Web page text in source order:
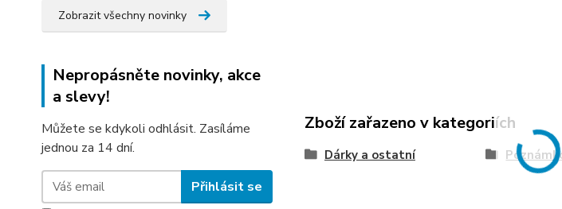
Zobrazit všechny novinky
Nepropásněte novinky, akce
a slevy!
Můžete se kdykoli odhlásit. Zasíláme
jednou za 14 dní.
Přihlásit se
Zboží zařazeno v kategoriích
Dárky a ostatní